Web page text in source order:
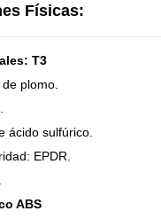
Físicas:
T3
plomo.
ácido sulfúrico.
EPDR.
ABS